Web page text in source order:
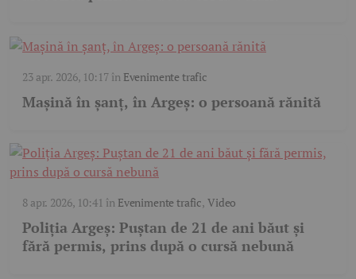
23 apr. 2026, 10:17în Evenimente trafic
Mașină în șanț, în Argeș: o persoană rănită
8 apr. 2026, 10:41 în Evenimente trafic,Video
Poliția Argeș: Puștan de 21 de ani băut și
fără permis, prins după o cursă nebună